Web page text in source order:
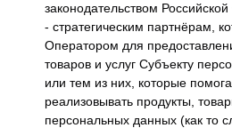
законодательством
- стратегическим партнёрам,
Оператором для
товаров и услуг Субъекту
или тем из них, которые
реализовывать продукты,
персональных данных (как то